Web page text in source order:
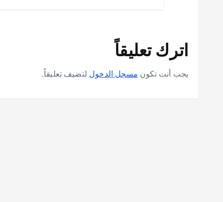
اترك تعليقاً
يجب أنت تكون مسجل الدخول لتضيف تعليقاً.